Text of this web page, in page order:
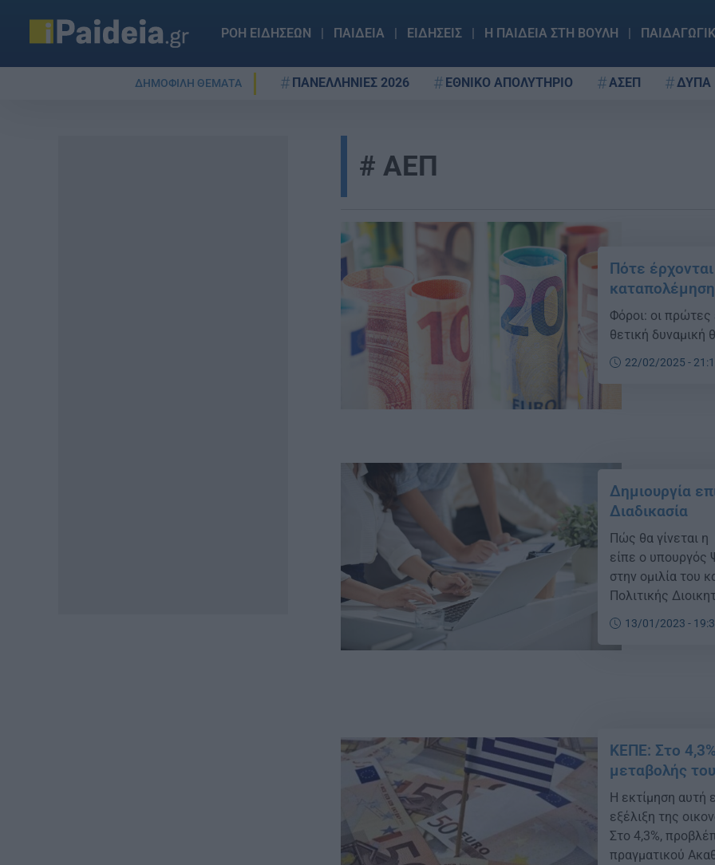
ΡΟΗ ΕΙΔΗΣΕΩΝ ΠΑΙΔΕΙΑ ΕΙΔΗΣΕΙΣ Η ΠΑΙΔΕΙΑ ΣΤΗ ΒΟΥΛΗ
ΔΗΜΟΦΙΛΗ ΘΕΜΑΤΑ ΠΑΝΕΛΛΗΝΙΕΣ 2026 ΕΘΝΙΚΟ ΑΠΟΛΥΤΗΡΙΟ ΑΣΕΠ ΔΥΠΑ
ΑΕΠ
Πότε
Φόροι: οι πρώτες
θετική δυναμική
22/02/2025 -
Δημιουργία
Διαδικασία
Πώς θα γίνεται
είπε ο υπουργός
στην ομιλία του
Πολιτικής
υπουργός,
ιδρύθηκαν
επισκέψεις,
13/01/2023 -
ΚΕΠΕ: Στο
μεταβολής
Η εκτίμηση αυτή
εξέλιξη της
Στο 4,3%,
πραγματικού